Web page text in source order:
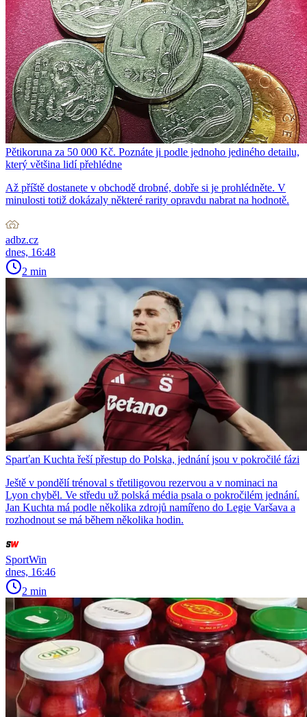
Pětikoruna za 50 000 Kč. Poznáte ji podle jednoho jediného detailu,
který většina lidí přehlédne
Až příště dostanete v obchodě drobné, dobře si je prohlédněte. V
minulosti totiž dokázaly některé rarity opravdu nabrat na hodnotě.
adbz.cz
dnes, 16:48
2 min
Sparťan Kuchta řeší přestup do Polska, jednání jsou v pokročilé fázi
Ještě v pondělí trénoval s třetiligovou rezervou a v nominaci na
Lyon chyběl. Ve středu už polská média psala o pokročilém jednání.
Jan Kuchta má podle několika zdrojů namířeno do Legie Varšava a
rozhodnout se má během několika hodin.
SportWin
dnes, 16:46
2 min